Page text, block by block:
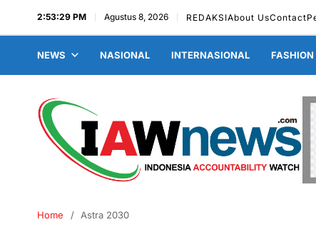
2:53:30 PM Agustus 8, 2026 REDAKSIAbout UsContact
NEWS NASIONAL INTERNASIONAL FASHION
Home Astra 2030